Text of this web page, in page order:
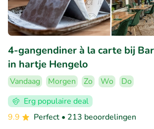
4-gangendiner à la carte bij
in hartje Hengelo
Vandaag Morgen Zo Wo
Do
Erg populaire deal
9.9
Perfect • 213 beoordelingen